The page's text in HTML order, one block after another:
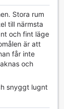
för
den vackra
möjlighet att
KTK Pattaya
för
dig aktiv
&
Stora rum
till närmsta
och fint läge
är att
får inte
och
snyggt lugnt